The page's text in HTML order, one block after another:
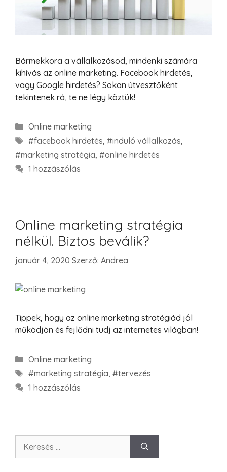
Bármekkora a vállalkozásod, mindenki számára
kihívás az online marketing. Facebook hirdetés,
vagy Google hirdetés? Sokan útvesztőként
tekintenek rá, te ne légy köztük!
Online marketing
#facebook hirdetés, #induló vállalkozás,
#marketing stratégia, #online hirdetés
1 hozzászólás
Online marketing stratégia
nélkül. Biztos beválik?
január 4, 2020 Szerző: Andrea
Tippek, hogy az online marketing stratégiád jól
működjön és fejlődni tudj az internetes világban!
Online marketing
#marketing stratégia, #tervezés
1 hozzászólás